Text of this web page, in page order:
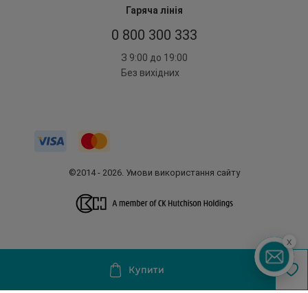
Гаряча лінія
0 800 300 333
З 9:00 до 19:00
Без вихідних
©2014 - 2026. Умови використання сайту
x